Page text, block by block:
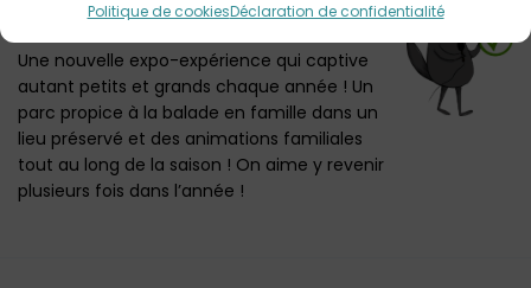
Politique de cookiesDéclaration de confidentialité
Les p'tits loupsont testé
Une nouvelle expo-expérience qui captive
autant petits et grands chaque année ! Un
parc propice à la balade en famille dans un
lieu préservé et des animations familiales
tout au long de la saison ! On aime y revenir
plusieurs fois dans l’année !